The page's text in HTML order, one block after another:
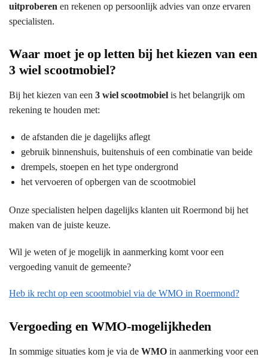
uitproberen en rekenen op persoonlijk advies van onze ervaren
specialisten.
Waar moet je op letten bij het kiezen van een
3 wiel scootmobiel?
Bij het kiezen van een 3 wiel scootmobiel is het belangrijk om
rekening te houden met:
de afstanden die je dagelijks aflegt
gebruik binnenshuis, buitenshuis of een combinatie van beide
drempels, stoepen en het type ondergrond
het vervoeren of opbergen van de scootmobiel
Onze specialisten helpen dagelijks klanten uit Roermond bij het
maken van de juiste keuze.
Wil je weten of je mogelijk in aanmerking komt voor een
vergoeding vanuit de gemeente?
Heb ik recht op een scootmobiel via de WMO in Roermond?
Vergoeding en WMO-mogelijkheden
In sommige situaties kom je via de WMO in aanmerking voor een